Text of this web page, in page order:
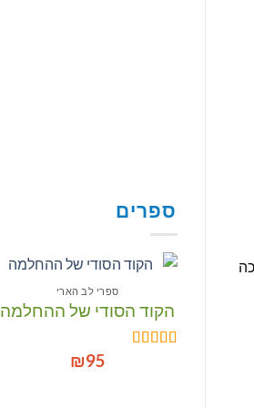
ספרים
ספרי לב הארי
הקוד הסודי של ההחלמה
₪95